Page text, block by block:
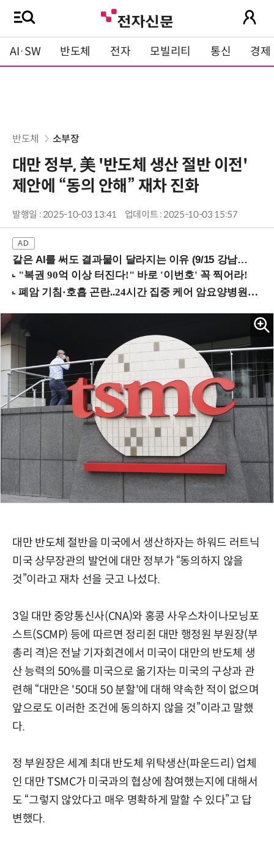
AI·SW 반도체 전자 모빌리티 통신 경제
반도체 소부장
대만 정부, 美 '반도체 생산 절반 이전'
제안에 “동의 안해” 재차 진화
발행일 : 2025-10-03 13:41 업데이트 : 2025-10-03 15:57
같은 AI를 써도 결과물이 달라지는 이유 (9/15 강남역)
대만 반도체 절반을 미국에서 생산하자는 하워드 러트닉
미국 상무장관의 발언에 대만 정부가 “동의하지 않을
것”이라고 재차 선을 긋고 나섰다.
3일 대만 중앙통신사(CNA)와 홍콩 사우스차이나모닝포
스트(SCMP) 등에 따르면 정리쥔 대만 행정원 부원장(부
총리 격)은 전날 기자회견에서 미국이 대만의 반도체 생
산 능력의 50%를 미국으로 옮기자는 미국의 구상과 관
련해 “대만은 '50대 50 분할'에 대해 약속한 적이 없으며
앞으로도 이러한 조건에 동의하지 않을 것”이라고 말했
다.
정 부원장은 세계 최대 반도체 위탁생산(파운드리) 업체
인 대만 TSMC가 미국과의 협상에 참여했는지에 대해서
도 “그렇지 않았다고 매우 명확하게 말할 수 있다”고 답
변했다.